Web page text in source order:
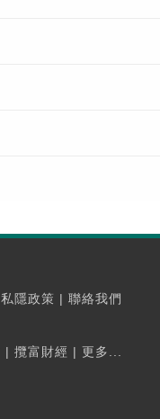
私隱政策 | 聯絡我們
| 攬富財經 | 更多...